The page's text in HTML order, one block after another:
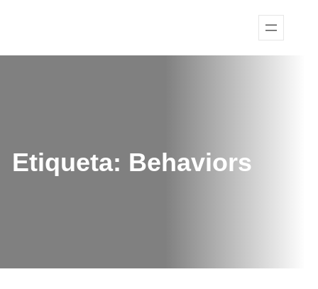
Etiqueta: Behaviors